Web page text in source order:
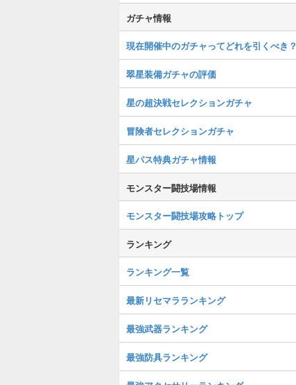
ガチャ情報
現在開催中のガチャってどれを引くべき？
翠星装備ガチャの評価
星の超決戦セレクションガチャ
冒険者セレクションガチャ
星パス特典ガチャ情報
モンスター闘技場情報
モンスター闘技場攻略トップ
ランキング
ランキング一覧
最新リセマラランキング
最強武器ランキング
最強防具ランキング